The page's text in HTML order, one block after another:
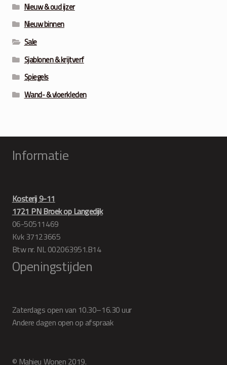
Nieuw & oud ijzer
Nieuw binnen
Sale
Sjablonen & krijtverf
Spiegels
Wand- & vloerkleden
Informatie
Kosterij 9-11
1721 PN Broek op Langedijk
06-50511469
Kvk 37123665
Btw nr. NL 002063951.B14
Openingstijden
Zaterdags open van 10.30–16.30 uur
Andere dagen open op afspraak
© Mahieu Wonen 2019.